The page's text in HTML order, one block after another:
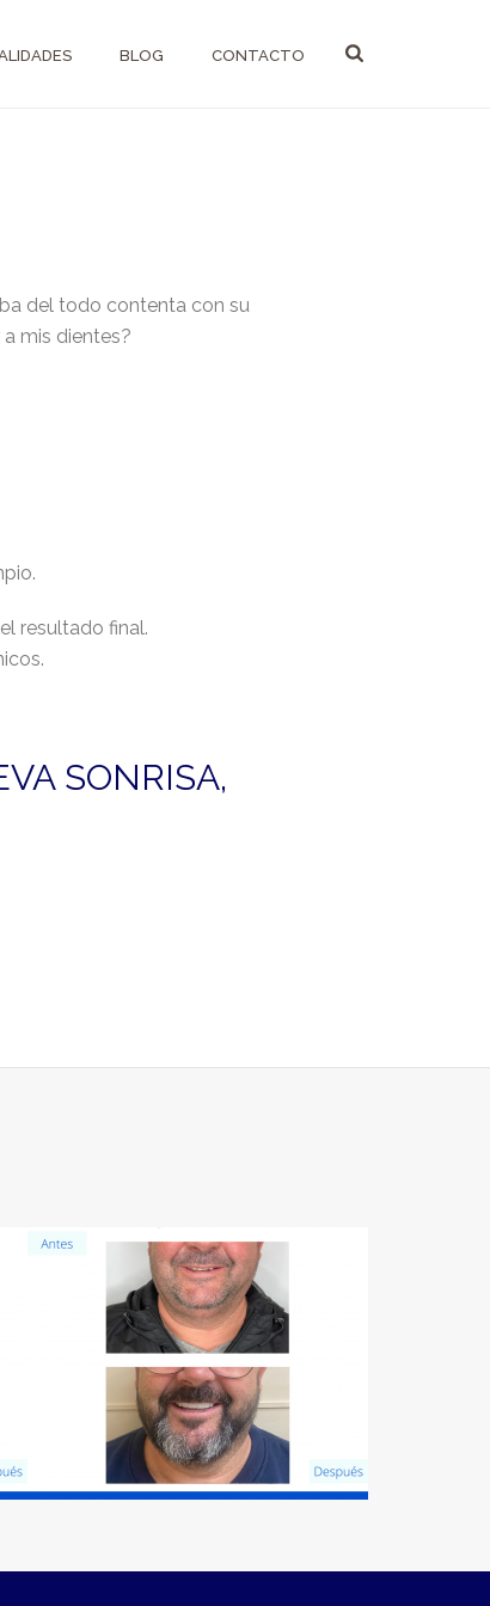
BLOG CONTACTO
del todo contenta con su
mis dientes?
resultado final.
SONRISA,